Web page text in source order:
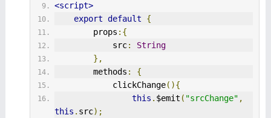
<script>
export default
{
        props
:{
            src
:
String
},
        methods
:
{
            clickChange
(){
this . $emit ( "srcChange" ,
this . src);